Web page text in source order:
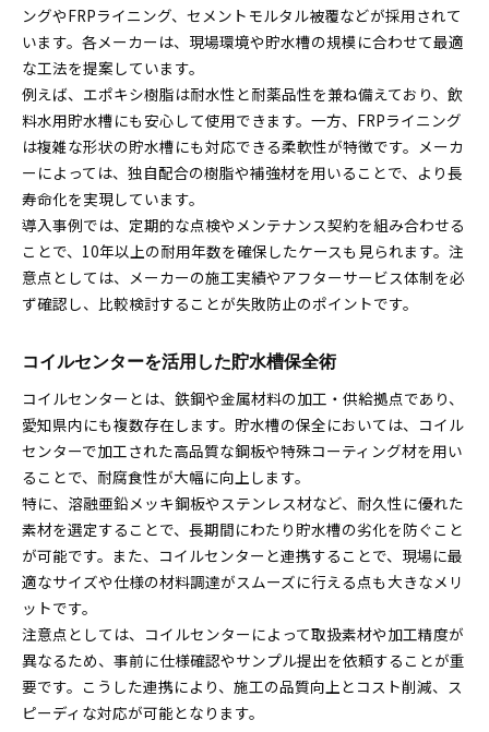
ングやFRPライニング、セメントモルタル被覆などが採用されて
います。各メーカーは、現場環境や貯水槽の規模に合わせて最適
な工法を提案しています。
例えば、エポキシ樹脂は耐水性と耐薬品性を兼ね備えており、飲
料水用貯水槽にも安心して使用できます。一方、FRPライニング
は複雑な形状の貯水槽にも対応できる柔軟性が特徴です。メーカ
ーによっては、独自配合の樹脂や補強材を用いることで、より長
寿命化を実現しています。
導入事例では、定期的な点検やメンテナンス契約を組み合わせる
ことで、10年以上の耐用年数を確保したケースも見られます。注
意点としては、メーカーの施工実績やアフターサービス体制を必
ず確認し、比較検討することが失敗防止のポイントです。
コイルセンターを活用した貯水槽保全術
コイルセンターとは、鉄鋼や金属材料の加工・供給拠点であり、
愛知県内にも複数存在します。貯水槽の保全においては、コイル
センターで加工された高品質な鋼板や特殊コーティング材を用い
ることで、耐腐食性が大幅に向上します。
特に、溶融亜鉛メッキ鋼板やステンレス材など、耐久性に優れた
素材を選定することで、長期間にわたり貯水槽の劣化を防ぐこと
が可能です。また、コイルセンターと連携することで、現場に最
適なサイズや仕様の材料調達がスムーズに行える点も大きなメリ
ットです。
注意点としては、コイルセンターによって取扱素材や加工精度が
異なるため、事前に仕様確認やサンプル提出を依頼することが重
要です。こうした連携により、施工の品質向上とコスト削減、ス
ピーディな対応が可能となります。